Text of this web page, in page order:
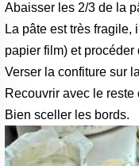
Abaisser les 2/3 de la
La pâte est très fragile,
papier film) et
Verser la confiture sur
Recouvrir avec le
Bien sceller les bords.